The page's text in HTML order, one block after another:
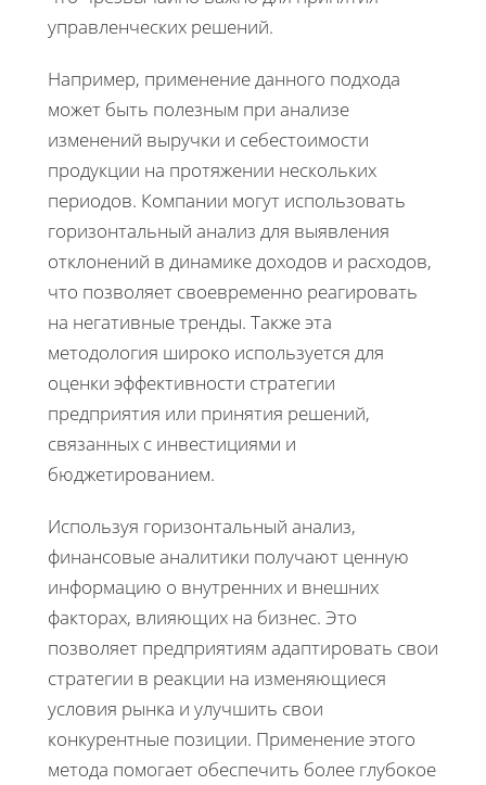
управленческих решений.
Например, применение данного подхода
может быть полезным при анализе
изменений выручки и себестоимости
продукции на протяжении нескольких
периодов. Компании могут использовать
горизонтальный анализ для выявления
отклонений в динамике доходов и расходов,
что позволяет своевременно реагировать
на негативные тренды. Также эта
методология широко используется для
оценки эффективности стратегии
предприятия или принятия решений,
связанных с инвестициями и
бюджетированием.
Используя горизонтальный анализ,
финансовые аналитики получают ценную
информацию о внутренних и внешних
факторах, влияющих на бизнес. Это
позволяет предприятиям адаптировать свои
стратегии в реакции на изменяющиеся
условия рынка и улучшить свои
конкурентные позиции. Применение этого
метода помогает обеспечить более глубокое